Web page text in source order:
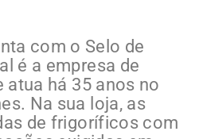
com o Selo de
é a empresa de
há 35 anos no
Na sua loja, as
de frigoríficos com